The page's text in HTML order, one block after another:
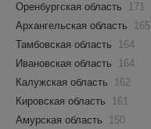
Оренбургская область
171
Архангельская область
165
Тамбовская область
164
Ивановская область
164
Калужская область
162
Кировская область
161
Амурская область
150